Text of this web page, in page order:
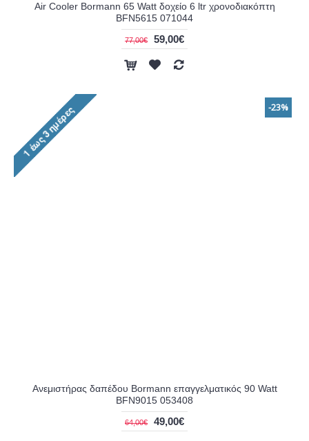
Air Cooler Bormann 65 Watt δοχείο 6 ltr χρονοδιακόπτη
BFN5615 071044
77,00€ 59,00€
-23%
Ανεμιστήρας δαπέδου Bormann επαγγελματικός 90 Watt
BFN9015 053408
64,00€ 49,00€